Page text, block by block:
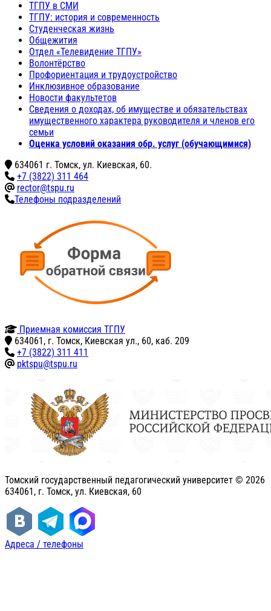
ТГПУ в СМИ
ТГПУ: история и современность
Студенческая жизнь
Общежития
Отдел «Телевидение ТГПУ»
Волонтёрство
Профориентация и трудоустройство
Инклюзивное образование
Новости факультетов
Сведения о доходах, об имуществе и обязательствах
имущественного характера руководителя и членов его
семьи
Оценка условий оказания обр. услуг (обучающимися)
634061 г. Томск, ул. Киевская, 60.
+7 (3822) 311 464
rector@tspu.ru
Телефоны подразделений
Приемная комиссия ТГПУ
634061, г. Томск, Киевская ул., 60, каб. 209
+7 (3822) 311 411
pktspu@tspu.ru
Томский государственный педагогический университет © 2026
634061, г. Томск, ул. Киевская, 60
Адреса / телефоны